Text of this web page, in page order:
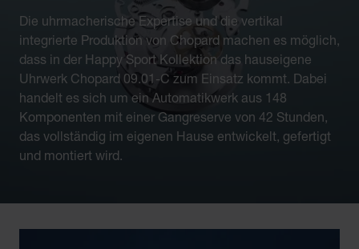
Die uhrmacherische Expertise und die vertikal
integrierte Produktion von Chopard machen es möglich,
dass in der Happy Sport Kollektion das hauseigene
Uhrwerk Chopard 09.01-C zum Einsatz kommt. Dabei
handelt es sich um ein Automatikwerk aus 148
Komponenten mit einer Gangreserve von 42 Stunden,
das vollständig im eigenen Hause entwickelt, gefertigt
und montiert wird.